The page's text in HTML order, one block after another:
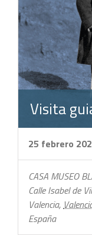
Visita
25 febrero
CASA MUSEO
Calle Isabel de
Valencia,
España